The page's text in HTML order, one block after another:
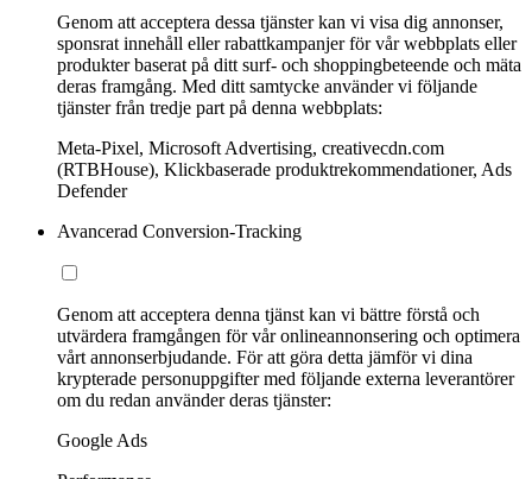
Genom att acceptera dessa tjänster kan vi visa dig annonser,
sponsrat innehåll eller rabattkampanjer för vår webbplats eller
produkter baserat på ditt surf- och shoppingbeteende och mäta
deras framgång. Med ditt samtycke använder vi följande
tjänster från tredje part på denna webbplats:
Meta-Pixel, Microsoft Advertising, creativecdn.com
(RTBHouse), Klickbaserade produktrekommendationer, Ads
Defender
Avancerad Conversion-Tracking
Genom att acceptera denna tjänst kan vi bättre förstå och
utvärdera framgången för vår onlineannonsering och optimera
vårt annonserbjudande. För att göra detta jämför vi dina
krypterade personuppgifter med följande externa leverantörer
om du redan använder deras tjänster:
Google Ads